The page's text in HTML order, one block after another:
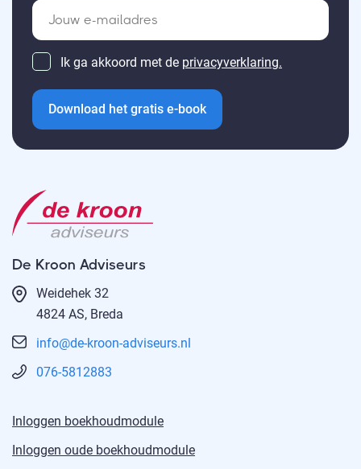
Ik ga akkoord met de privacyverklaring.
Download het gratis e-book
De Kroon Adviseurs
Weidehek 32
4824 AS, Breda
info@de-kroon-adviseurs.nl
076-5812883
Inloggen boekhoudmodule
Inloggen oude boekhoudmodule